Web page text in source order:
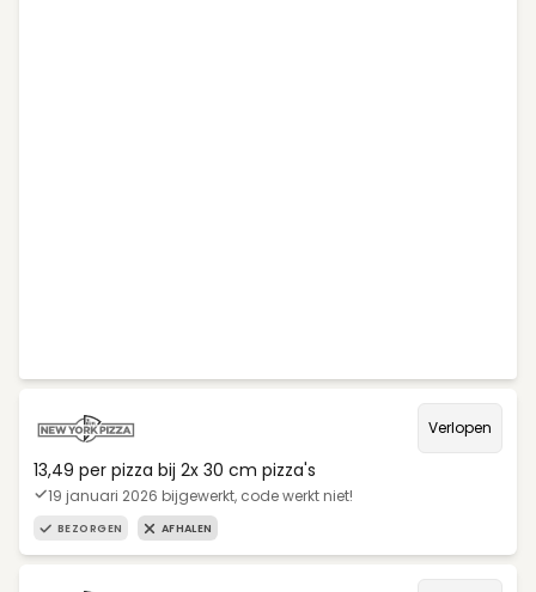
Verlopen
13,49 per pizza bij 2x 30 cm pizza's
19 januari 2026 bijgewerkt, code werkt niet!
BEZORGEN AFHALEN